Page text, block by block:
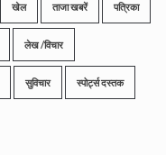
खेल ताजा खबरें पत्रिका
लेख /विचार
सुविचार स्पोर्ट्स दस्तक